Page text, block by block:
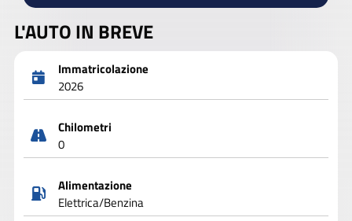
L'AUTO IN BREVE
Immatricolazione
2026
Chilometri
0
Alimentazione
Elettrica/Benzina